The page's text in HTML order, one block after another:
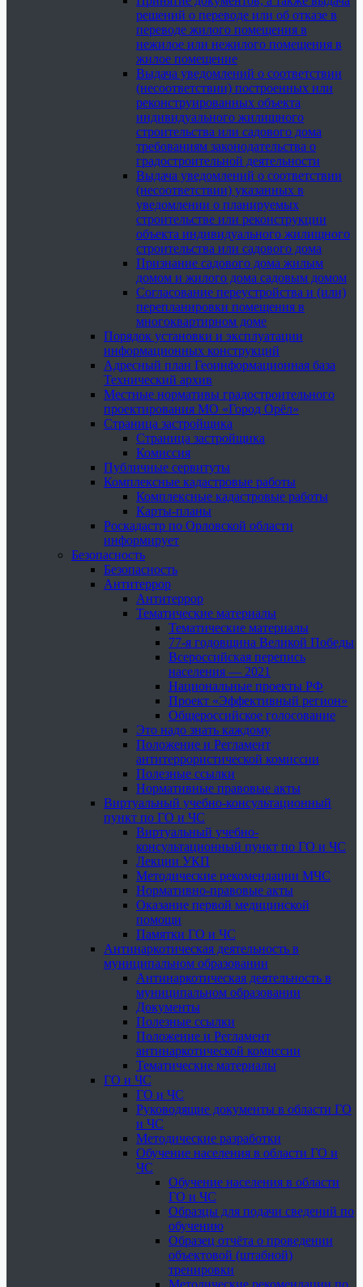
решений о переводе или об отказе в
переводе жилого помещения в
нежилое или нежилого помещения в
жилое помещение
Выдача уведомлений о соответствии
(несоответствии) построенных или
реконструированных объекта
индивидуального жилищного
строительства или садового дома
требованиям законодательства о
градостроительной деятельности
Выдача уведомлений о соответствии
(несоответствии) указанных в
уведомлении о планируемых
строительстве или реконструкции
объекта индивидуального жилищного
строительства или садового дома
Признание садового дома жилым
домом и жилого дома садовым домом
Согласование переустройства и (или)
перепланировки помещения в
многоквартирном доме
Порядок установки и эксплуатации
информационных конструкций
Адресный план Геоинформационная база
Технический архив
Местные нормативы градостроительного
проектирования МО «Город Орёл»
Страница застройщика
Страница застройщика
Комиссия
Публичные сервитуты
Комплексные кадастровые работы
Комплексные кадастровые работы
Карты-планы
Роскадастр по Орловской области
информирует
Безопасность
Безопасность
Антитеррор
Антитеррор
Тематические материалы
Тематические материалы
77-я годовщина Великой Победы
Всероссийская перепись
населения — 2021
Национальные проекты РФ
Проект «Эффективный регион»
Общероссийское голосование
Это надо знать каждому
Положение и Регламент
антитеррористической комиссии
Полезные ссылки
Нормативные правовые акты
Виртуальный учебно-консультационный
пункт по ГО и ЧС
Виртуальный учебно-
консультационный пункт по ГО и ЧС
Лекции УКП
Методические рекомендации МЧС
Нормативно-правовые акты
Оказание первой медицинской
помощи
Памятки ГО и ЧС
Антинаркотическая деятельность в
муниципальном образовании
Антинаркотическая деятельность в
муниципальном образовании
Документы
Полезные ссылки
Положение и Регламент
антинаркотической комиссии
Тематические материалы
ГО и ЧС
ГО и ЧС
Руководящие документы в области ГО
и ЧС
Методические разработки
Обучение населения в области ГО и
ЧС
Обучение населения в области
ГО и ЧС
Образцы для подачи сведений по
обучению
Образец отчёта о проведении
объектовой (штабной)
тренировки
Методические рекомендации по